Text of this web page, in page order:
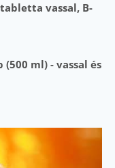
vassal, B-
ml) - vassal és